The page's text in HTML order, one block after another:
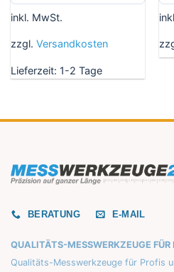
inkl. MwSt.
zzgl. Versandkosten
Lieferzeit: 1-2 Tage
BERATUNG E-MAIL
QUALITÄTS-MESSWERKZEUGE FÜR
Qualitäts-Messwerkzeuge für Profis